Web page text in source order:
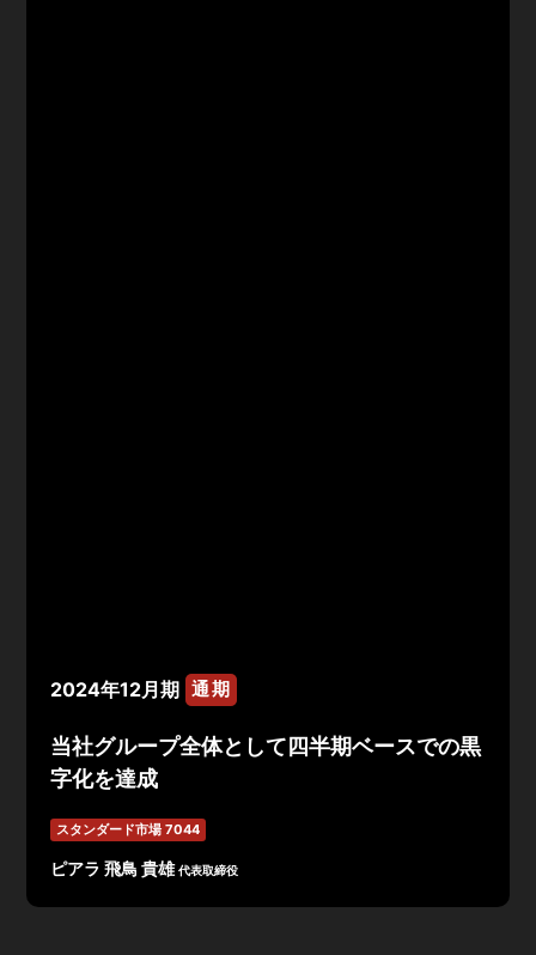
2024年12月期 通期
当社グループ全体として四半期ベースでの黒
字化を達成
スタンダード市場 7044
ピアラ 飛鳥 貴雄代表取締役